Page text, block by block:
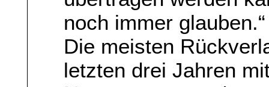
noch immer glauben.“
Die meisten
letzten drei Jahren